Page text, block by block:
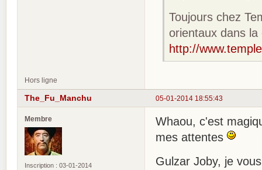
Toujours chez
orientaux dans
http://
Hors ligne
05-01-2014 18:55:43
The_Fu_Manchu
Membre
Inscription : 03-01-2014
Whaou, c'est
mes attentes
Gulzar Joby, je